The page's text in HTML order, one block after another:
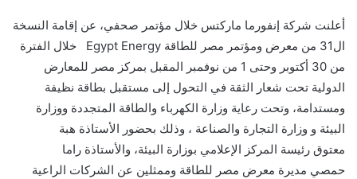
أعلنت شركة إنفورما ماركتس خلال مؤتمر صحفي، عن إقامة النسخة
ال31 من معرض ومؤتمر مصر للطاقة
Egypt Energy
خلال الفترة
من 30 أكتوبر وحتى 1 من نوفمبر المقبل بمركز مصر للمعارض
الدولية تحت شعار الثقة في التحول إلى مستقبل بطاقة نظيفة
ومستدامة، وتحت رعاية وزارة الكهرباء والطاقة المتجددة ووزارة
البيئة و وزارة التجارة والصناعة ، وذلك بحضور الأستاذة هبة
معتوق رئيسة المركز الإعلامي بوزارة البيئة، والأستاذة راما
حمصي مديرة معرض مصر للطاقة وممثلين عن الشركات الراعية